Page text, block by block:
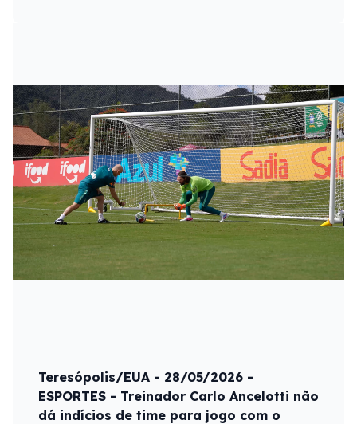
Teresópolis/EUA - 28/05/2026 -
ESPORTES - Treinador Carlo Ancelotti não
dá indícios de time para jogo com o